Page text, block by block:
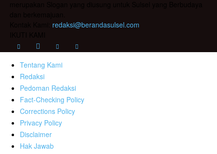
redaksi@berandasulsel.com
Tentang Kami
Redaksi
Pedoman Redaksi
Fact-Checking Policy
Corrections Policy
Privacy Policy
Disclaimer
Hak Jawab